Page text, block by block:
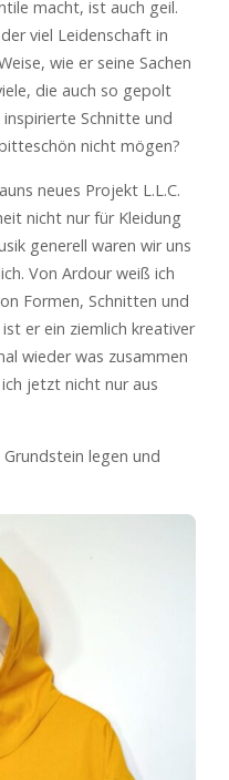
macht, ist auch geil.
viel Leidenschaft in
wie er seine Sachen
die auch so gepolt
Schnitte und
nicht mögen?
neues Projekt L.L.C.
nicht nur für Kleidung
generell waren wir uns
Von Ardour weiß ich
Formen, Schnitten und
er ein ziemlich kreativer
wieder was zusammen
jetzt nicht nur aus
legen und